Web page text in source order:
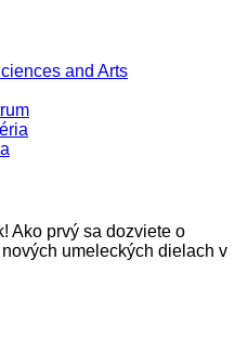
and Arts
Ako prvý sa dozviete o
umeleckých dielach v